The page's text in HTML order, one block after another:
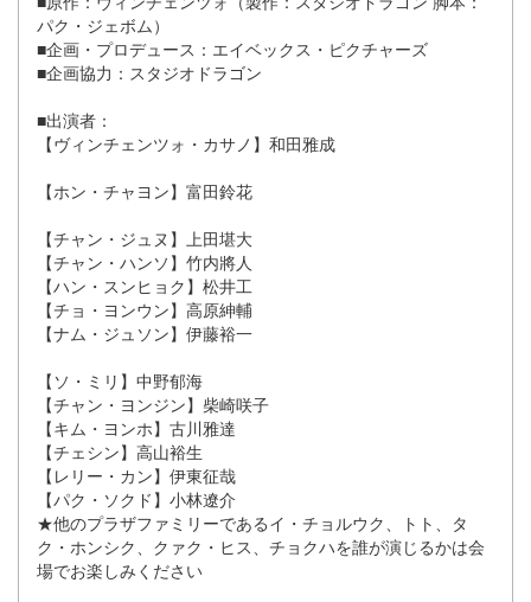
パク・ジェボム）
■企画・プロデュース：エイベックス・ピクチャーズ
■企画協力：スタジオドラゴン
■出演者：
【ヴィンチェンツォ・カサノ】和田雅成
【ホン・チャヨン】富田鈴花
【チャン・ジュヌ】上田堪大
【チャン・ハンソ】竹内將人
【ハン・スンヒョク】松井工
【チョ・ヨンウン】高原紳輔
【ナム・ジュソン】伊藤裕一
【ソ・ミリ】中野郁海
【チャン・ヨンジン】柴崎咲子
【キム・ヨンホ】古川雅達
【チェシン】高山裕生
【レリー・カン】伊東征哉
【パク・ソクド】小林遼介
★他のプラザファミリーであるイ・チョルウク、トト、タ
ク・ホンシク、クァク・ヒス、チョクハを誰が演じるかは会
場でお楽しみください